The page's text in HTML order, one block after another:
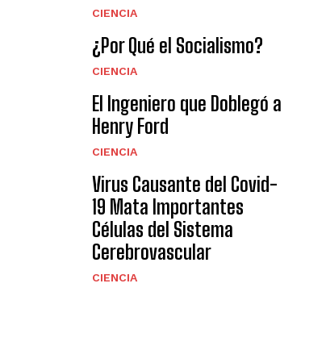
CIENCIA
¿Por Qué el Socialismo?
CIENCIA
El Ingeniero que Doblegó a
Henry Ford
CIENCIA
Virus Causante del Covid-
19 Mata Importantes
Células del Sistema
Cerebrovascular
CIENCIA